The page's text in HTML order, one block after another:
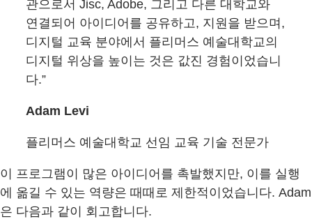
관으로서 Jisc, Adobe, 그리고 다른 대학교와
연결되어 아이디어를 공유하고, 지원을 받으며,
디지털 교육 분야에서 플리머스 예술대학교의
디지털 위상을 높이는 것은 값진 경험이었습니
다.”
Adam Levi
플리머스 예술대학교 선임 교육 기술 전문가
이 프로그램이 많은 아이디어를 촉발했지만, 이를 실행
에 옮길 수 있는 역량은 때때로 제한적이었습니다. Adam
은 다음과 같이 회고합니다.